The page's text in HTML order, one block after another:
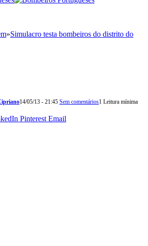
»Simulacro testa bombeiros do distrito do
14/05/13 - 21:45 Sem comentários1 Leitura mínima
Pinterest Email